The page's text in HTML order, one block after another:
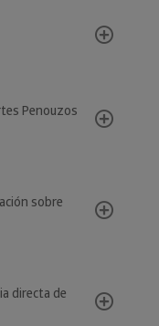
Penouzos
sobre
directa de